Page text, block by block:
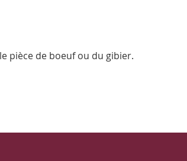
pièce de boeuf ou du gibier.